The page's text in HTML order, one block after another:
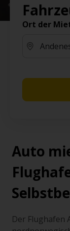
Ort der
Auto
Der Flughafen